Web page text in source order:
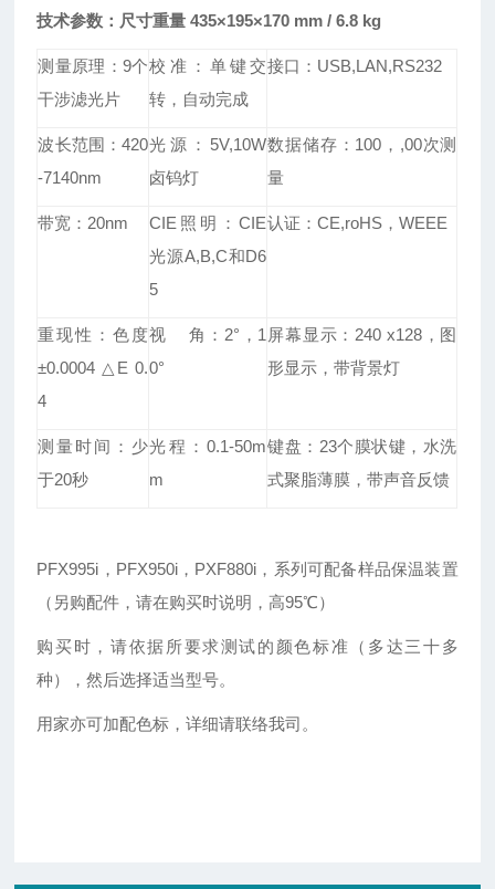
技术参数： 尺寸重量 435×195×170 mm / 6.8 kg
测量原理：9个
干涉滤光片
校准：单键交
转，自动完成
接口： USB,LAN,RS232
波长范围：420
-7140nm
光源： 5V,10W
卤钨灯
数据储存： 100 ， ,00次测
量
带宽： 20nm CIE 照明：CIE
光源A,B,C和D6
5
认证：CE,roHS ，WEEE
重现性：色度
±0.0004 △ E 0.
4
视 角： 2°， 1
0°
屏幕显示： 240 x128，图
形显示，带背景灯
测量时间：少
于20秒
光程：0.1-50m
m
键盘： 23个膜状键，水洗
式聚脂薄膜，带声音反馈
PFX995i，PFX950i，PXF880i，系列可配备样品保温装置
（另购配件，请在购买时说明，高95℃）
购买时，请依据所要求测试的颜色标准（多达三十多
种），然后选择适当型号。
用家亦可加配色标，详细请联络我司。